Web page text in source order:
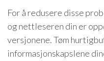
For å redusere disse
og nettleseren din er
versjonene. Tøm
informasjonskapslene